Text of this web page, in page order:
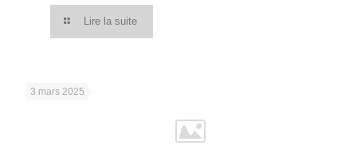
Lire la suite
3 mars 2025